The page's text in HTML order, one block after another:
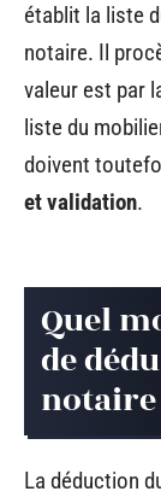
établit la liste
notaire. Il
valeur est par
liste du
doivent
et validation.
Quel
de
notaire
La déduction